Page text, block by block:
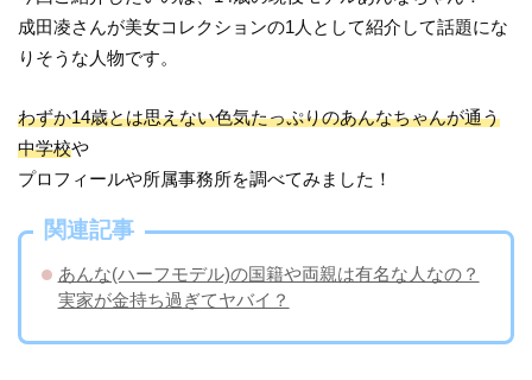
成田凌さんが美女コレクションの1人として紹介して話題にな
りそうな人物です。
わずか14歳とは思えない色気たっぷりのあんなちゃんが通う
中学校や
プロフィールや所属事務所を調べてみました！
関連記事
あんな(ハーフモデル)の国籍や両親は有名な人なの？
実家が金持ち過ぎてヤバイ？